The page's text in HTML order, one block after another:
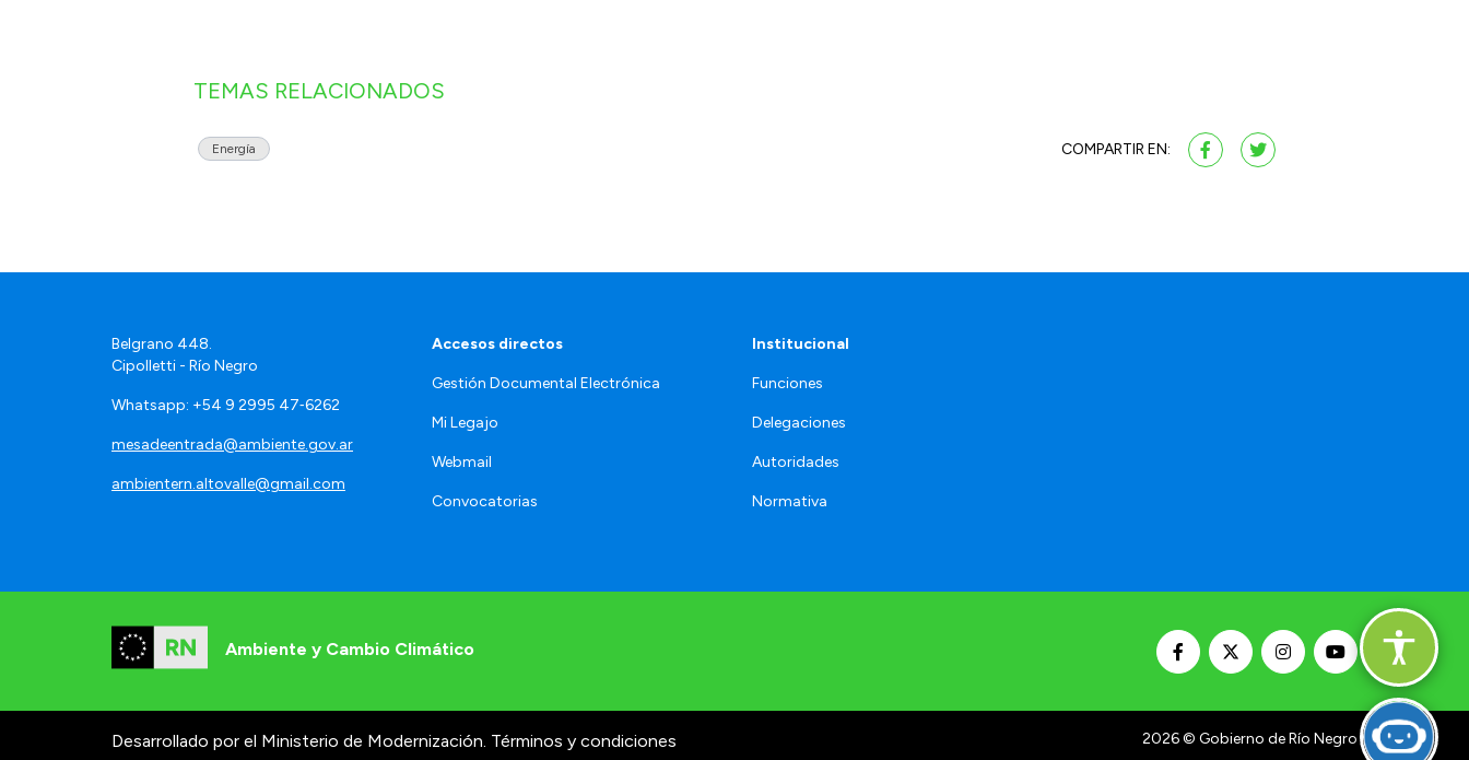
TEMAS RELACIONADOS
Energía COMPARTIR EN:
Belgrano 448.
Cipolletti - Río Negro
Whatsapp: +54 9 2995 47‑6262
mesadeentrada@ambiente.gov.ar
ambientern.altovalle@gmail.com
Accesos directos
Gestión Documental Electrónica
Mi Legajo
Webmail
Convocatorias
Institucional
Funciones
Delegaciones
Autoridades
Normativa
Ambiente y Cambio Climático
Desarrollado por el Ministerio de Modernización. Términos y condiciones 2026© Gobierno de Río Negro